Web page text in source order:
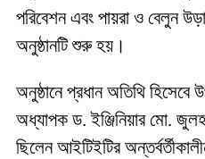
পরিবেশন এবং পায়রা ও বেলুন
অনুষ্ঠানটি শুরু হয়।
অনুষ্ঠানে প্রধান অতিথি হিসেবে
অধ্যাপক ড. ইঞ্জিনিয়ার মো.
ছিলেন আইটিইটির